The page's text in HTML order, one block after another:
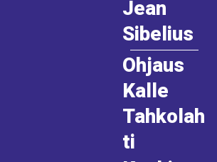
Jean
Sibelius
Ohjaus
Kalle
Tahkolah
ti